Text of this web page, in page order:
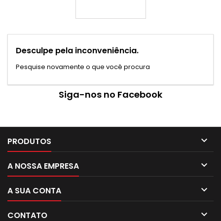
Desculpe pela inconveniência.
Pesquise novamente o que você procura
Siga-nos no Facebook
PRODUTOS 
A NOSSA EMPRESA 
A SUA CONTA 
CONTATO 